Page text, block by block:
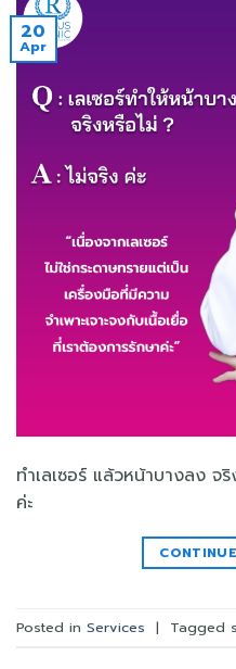
20
Apr
ทำเลเซอร์ แล้วหน้าบางลง จ
ค่ะ
Posted in Services | Tagged